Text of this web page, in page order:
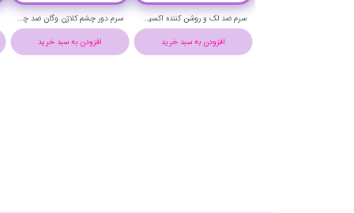
سرم دور چشم کلاژن وگان ضد چروک و روشن کننده اکسیس وای حجم 10 میلی لیتر - AXIS-Y Vegan Collagen Eye Serum
افزودن به سبد خرید
سرم ضد لک و روشن کننده اکسیس وای حجم 50 میلی لیتر - AXIS-Y DARK SPOT CORRECTING GLOW SERUM
افزودن به سبد خرید